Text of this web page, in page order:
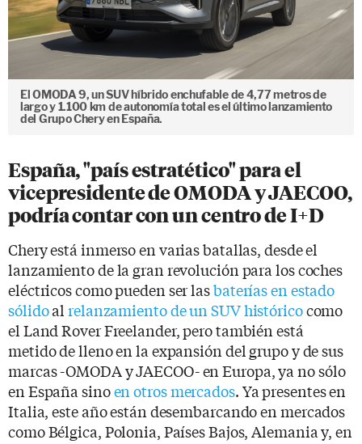
El OMODA 9, un SUV híbrido enchufable de 4,77 metros de
largo y 1.100 km de autonomía total es el último lanzamiento
del Grupo Chery en España.
España, "país estratético" para el
vicepresidente de OMODA y JAECOO,
podría contar con un centro de I+D
Chery está inmerso en varias batallas, desde el
lanzamiento de la gran revolución para los coches
eléctricos como pueden ser lasbaterías en estado
sólidoalrelanzamiento de un SUV históricocomo
el Land Rover Freelander, pero también está
metido de lleno en la expansión del grupo y de sus
marcas -OMODA y JAECOO- en Europa, ya no sólo
en España sinoen otros mercados. Ya presentes en
Italia, este año están desembarcando en mercados
como Bélgica, Polonia, Países Bajos, Alemania y, en